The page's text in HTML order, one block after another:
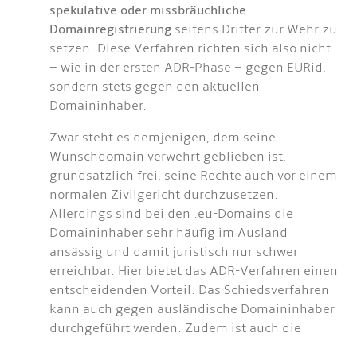
spekulative oder missbräuchliche
Domainregistrierung seitens Dritter zur Wehr zu
setzen. Diese Verfahren richten sich also nicht
– wie in der ersten ADR-Phase – gegen EURid,
sondern stets gegen den aktuellen
Domaininhaber.
Zwar steht es demjenigen, dem seine
Wunschdomain verwehrt geblieben ist,
grundsätzlich frei, seine Rechte auch vor einem
normalen Zivilgericht durchzusetzen.
Allerdings sind bei den .eu-Domains die
Domaininhaber sehr häufig im Ausland
ansässig und damit juristisch nur schwer
erreichbar. Hier bietet das ADR-Verfahren einen
entscheidenden Vorteil: Das Schiedsverfahren
kann auch gegen ausländische Domaininhaber
durchgeführt werden. Zudem ist auch die